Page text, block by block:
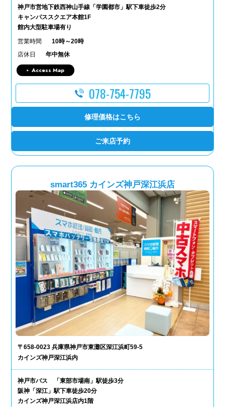
神戸市営地下鉄西神山手線「学園都市」駅下車徒歩2分
キャンパススクエア本館1F
館内大型駐車場有り
営業時間
10時～20時
店休日
年中無休
Access Map
078-754-7795
修理価格はこちら
ご来店予約
smart365 カインズ神戸深江浜店
〒658-0023 兵庫県神戸市東灘区深江浜町59-5
カインズ神戸深江浜内
神戸市バス 「東部市場南」駅徒歩3分
阪神「深江」駅下車徒歩20分
カインズ神戸深江浜店内1階